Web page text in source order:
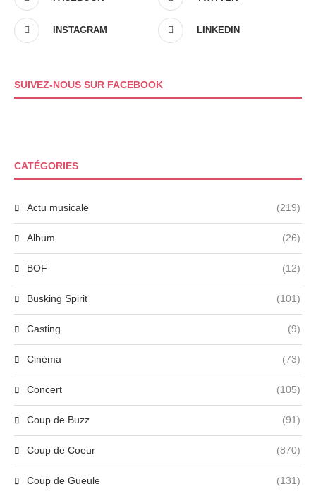
INSTAGRAM LINKEDIN
SUIVEZ-NOUS SUR FACEBOOK
CATÉGORIES
Actu musicale (219)
Album (26)
BOF (12)
Busking Spirit (101)
Casting (9)
Cinéma (73)
Concert (105)
Coup de Buzz (91)
Coup de Coeur (870)
Coup de Gueule (131)